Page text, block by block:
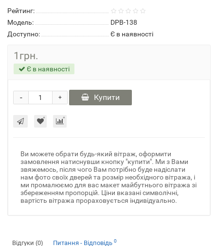
Рейтинг:
Модель:
DPB-138
Доступно:
Є в наявності
1грн.
Є в наявності
+
- Купити
Ви можете обрати будь-який вітраж, оформити
замовлення натиснувши кнопку "купити". Ми з Вами
звяжемось, після чого Вам потрібно буде надіслати
нам фото своїх дверей та розмір необхідного вітража, і
ми промалюємо для вас макет майбутнього вітража зі
збереженням пропорцій. Ціни вказані символічні,
вартість вітража прораховується індивідуально.
Відгуки (0) Питання - Відповідь 0